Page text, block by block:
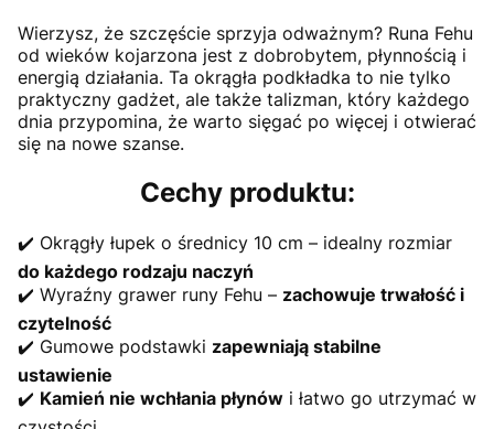
Wierzysz, że szczęście sprzyja odważnym? Runa Fehu
od wieków kojarzona jest z dobrobytem, płynnością i
energią działania. Ta okrągła podkładka to nie tylko
praktyczny gadżet, ale także talizman, który każdego
dnia przypomina, że warto sięgać po więcej i otwierać
się na nowe szanse.
Cechy produktu:
✔️ Okrągły łupek o średnicy 10 cm – idealny rozmiar
do każdego rodzaju naczyń
✔️ Wyraźny grawer runy Fehu – zachowuje trwałość i
czytelność
✔️ Gumowe podstawki zapewniają stabilne
ustawienie
✔️ Kamień nie wchłania płynów i łatwo go utrzymać w